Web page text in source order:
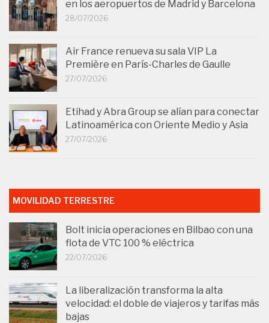
en los aeropuertos de Madrid y Barcelona
28/07/2026
Air France renueva su sala VIP La
Première en París-Charles de Gaulle
27/07/2026
Etihad y Abra Group se alían para conectar
Latinoamérica con Oriente Medio y Asia
27/07/2026
MOVILIDAD TERRESTRE
Bolt inicia operaciones en Bilbao con una
flota de VTC 100 % eléctrica
22/07/2026
La liberalización transforma la alta
velocidad: el doble de viajeros y tarifas más
bajas